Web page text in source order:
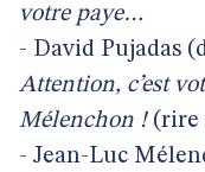
votre paye…
- David Pujadas
Attention, c’est
Mélenchon !(rire
- Jean-Luc